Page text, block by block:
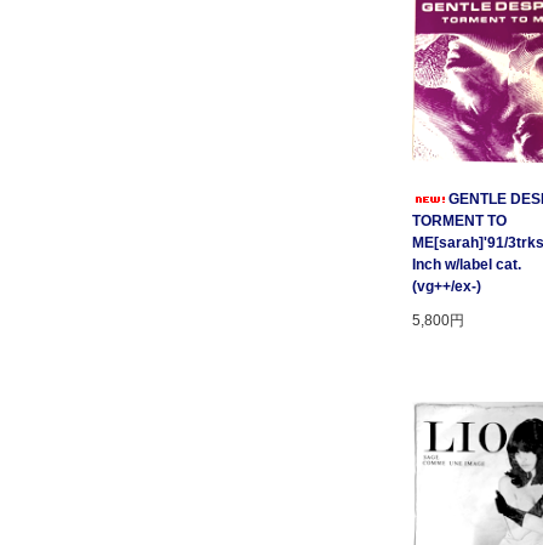
GENTLE
TORMENT TO
ME[sarah]'91/
Inch w/label cat.
(vg++/ex-)
5,800円